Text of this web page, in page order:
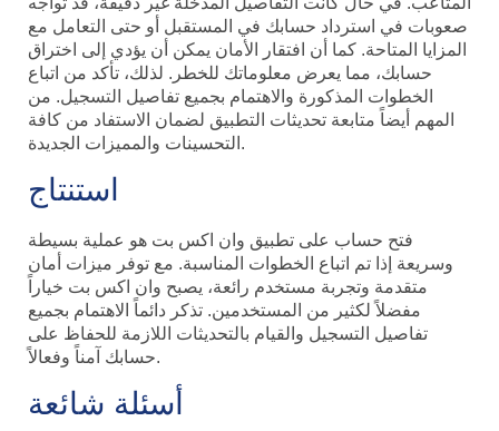
صعوبات في استرداد حسابك في المستقبل أو حتى التعامل مع
المزايا المتاحة. كما أن افتقار الأمان يمكن أن يؤدي إلى اختراق
حسابك، مما يعرض معلوماتك للخطر. لذلك، تأكد من اتباع
الخطوات المذكورة والاهتمام بجميع تفاصيل التسجيل. من
المهم أيضاً متابعة تحديثات التطبيق لضمان الاستفاد من كافة
التحسينات والمميزات الجديدة.
استنتاج
فتح حساب على تطبيق وان اكس بت هو عملية بسيطة
وسريعة إذا تم اتباع الخطوات المناسبة. مع توفر ميزات أمان
متقدمة وتجربة مستخدم رائعة، يصبح وان اكس بت خياراً
مفضلاً لكثير من المستخدمين. تذكر دائماً الاهتمام بجميع
تفاصيل التسجيل والقيام بالتحديثات اللازمة للحفاظ على
حسابك آمناً وفعالاً.
أسئلة شائعة